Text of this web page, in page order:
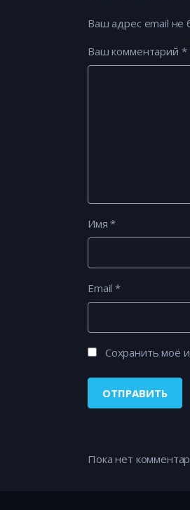
Ваш адрес email не
Ваш комментарий *
Имя*
Email*
Сохранить моё
Пока нет